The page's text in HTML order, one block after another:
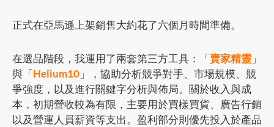
正式在亞馬遜上架銷售大約花了六個月時間準備。
在選品階段，我運用了兩套第三方工具：「賣家精靈 」
與「Helium10 」，協助分析競爭對手、市場規模、競
爭強度，以及進行關鍵字分析與佈局。關於收入與成
本，初期營收較為有限，主要用於買樣買貨、廣告行銷
以及營運人員薪資等支出。盈利部分則優先投入於產品